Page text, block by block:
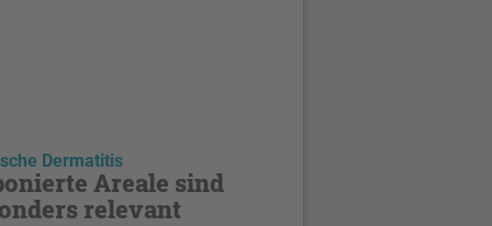
Dermatitis
Areale sind
relevant